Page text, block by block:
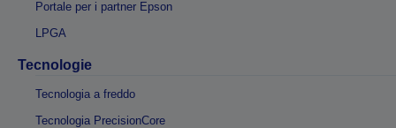
Portale per i partner Epson
LPGA
Tecnologie
Tecnologia a freddo
Tecnologia PrecisionCore